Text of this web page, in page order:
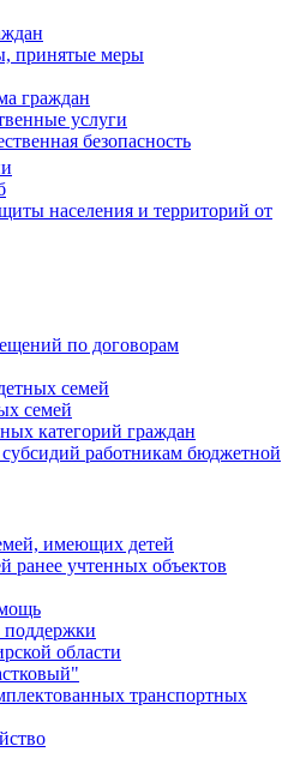
принятые меры
граждан
услуги
безопасность
населения и территорий от
по договорам
семей
семей
категорий граждан
работникам бюджетной
имеющих детей
ранее учтенных объектов
поддержки
области
транспортных